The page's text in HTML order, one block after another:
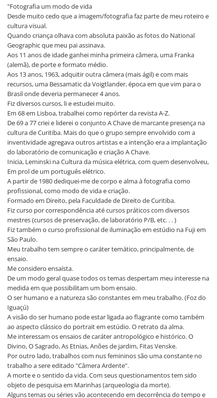
"Fotografia um modo de vida
Desde muito cedo que a imagem/fotografia faz parte de meu roteiro e
cultura visual.
Quando criança olhava com absoluta paixão as fotos do National
Geographic que meu pai assinava.
Aos 11 anos de idade ganhei minha primeira câmera, uma Franka
(alemã), de porte e formato médio.
Aos 13 anos, 1963, adquitir outra câmera (mais ágil) e com mais
recursos, uma Bessamatic da Voigtlander, época em que vim para o
Brasil onde deveria permanecer 4 anos.
Fiz diversos cursos, li e estudei muito.
Em 68 em Lisboa, trabalhei como repórter da revista A-Z.
De 69 a 77 criei e liderei o conjunto A Chave de marcante presença na
cultura de Curitiba. Mais do que o grupo sempre envolvido com a
inventividade agregava outros artistas e a intenção era a implantação
do laboratório de comunicação e criação A Chave.
Inicia, Leminski na Cultura da música elétrica, com quem desenvolveu,
Em prol de um português elétrico.
A partir de 1980 dediquei-me de corpo e alma à fotografia como
profissional, como modo de vida e criação.
Formado em Direito, pela Faculdade de Direito de Curitiba.
Fiz curso por correspondência até cursos práticos com diversos
mestres (cursos de preservação, de laboratório P/B, etc. . . )
Fiz também o curso profissional de iluminação em estúdio na Fuji em
São Paulo.
Meu trabalho tem sempre o caráter temático, principalmente, de
ensaio.
Me considero ensaísta.
De um modo geral quase todos os temas despertam meu interesse na
medida em que possibilitam um bom ensaio.
O ser humano e a natureza são constantes em meu trabalho. (Foz do
Iguaçú)
A visão do ser humano pode estar ligada ao flagrante como também
ao aspecto clássico do portrait em estúdio. O retrato da alma.
Me interessam os ensaios de caráter antropológico e histórico. O
Divino, O Sagrado, As Etnias, Anões de jardim, Fitas Venske.
Por outro lado, trabalhos com nus femininos são uma constante no
trabalho a sere editado "Câmera Ardente".
A morte e o sentido da vida. Com seus questionamentos tem sido
objeto de pesquisa em Marinhas (arqueologia da morte).
Alguns temas ou séries vão acontecendo em decorrência do tempo e